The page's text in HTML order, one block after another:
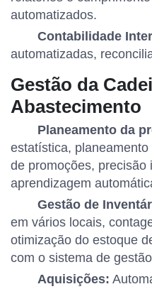
automatizados.
Contabilidade
automatizadas,
Gestão da
Abastecimento
Planeamento da
estatística,
de promoções, precisão
aprendizagem
Gestão de
em vários locais,
otimização do estoque
com o sistema de
Aquisições: